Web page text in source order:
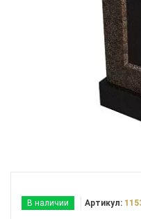
В наличии Артикул: